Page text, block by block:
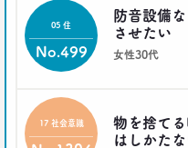
防音設備
させたい
女性30代
05 住
No.499
物を捨て
はしかた
17 社会意識